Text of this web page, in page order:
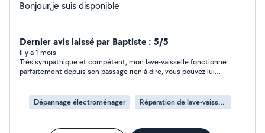
Bonjour,je suis disponible
Dernier avis laissé par Baptiste : 5/5
Il y a 1 mois
Très sympathique et compétent, mon lave-vaisselle fonctionne
parfaitement depuis son passage rien à dire, vous pouvez lui
Dépannage électroménager Réparation de lave-vaisselle